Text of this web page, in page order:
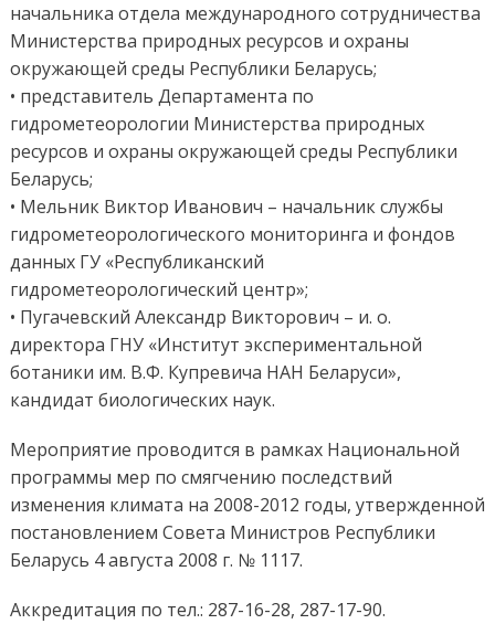
начальника отдела международного сотрудничества
Министерства природных ресурсов и охраны
окружающей среды Республики Беларусь;
• представитель Департамента по
гидрометеорологии Министерства природных
ресурсов и охраны окружающей среды Республики
Беларусь;
• Мельник Виктор Иванович – начальник службы
гидрометеорологического мониторинга и фондов
данных ГУ «Республиканский
гидрометеорологический центр»;
• Пугачевский Александр Викторович – и. о.
директора ГНУ «Институт экспериментальной
ботаники им. В.Ф. Купревича НАН Беларуси»,
кандидат биологических наук.
Мероприятие проводится в рамках Национальной
программы мер по смягчению последствий
изменения климата на 2008-2012 годы, утвержденной
постановлением Совета Министров Республики
Беларусь 4 августа 2008 г. № 1117.
Аккредитация по тел.: 287-16-28, 287-17-90.